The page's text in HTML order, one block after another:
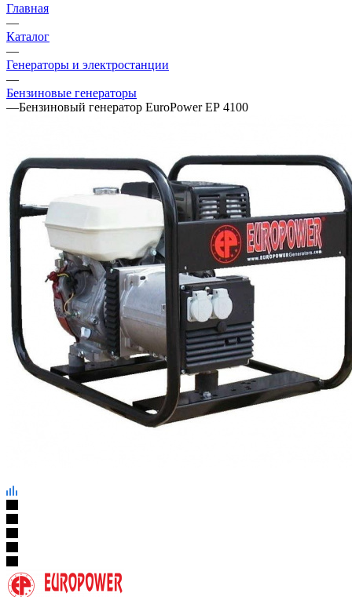
Главная
—
Каталог
—
Генераторы и электростанции
—
Бензиновые генераторы
—Бензиновый генератор EuroPower ЕР 4100